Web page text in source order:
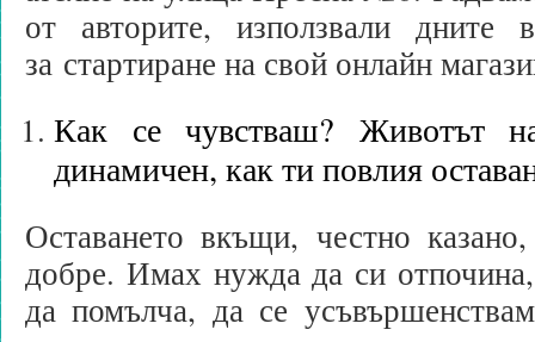
от авторите, използвали дните
за стартиране на свой онлайн
Как се чувстваш? Животът
динамичен, как ти повлия
Оставането вкъщи, честно
добре. Имах нужда да си
да помълча, да се